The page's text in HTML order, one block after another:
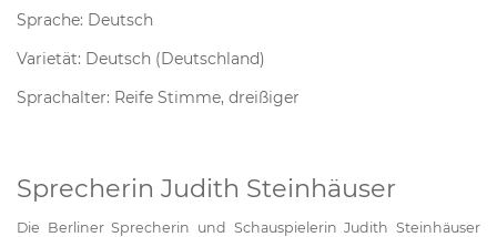
Sprache: Deutsch
Varietät: Deutsch (Deutschland)
Sprachalter: Reife Stimme, dreißiger
Sprecherin Judith Steinhäuser
Die Berliner Sprecherin und Schauspielerin Judith Steinhäuser